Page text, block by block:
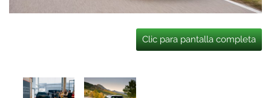
Clic para pantalla completa